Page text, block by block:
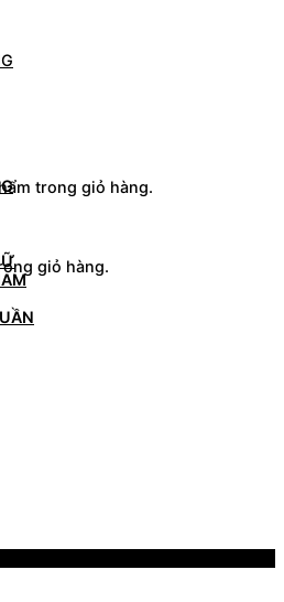
trong giỏ hàng.
giỏ hàng.